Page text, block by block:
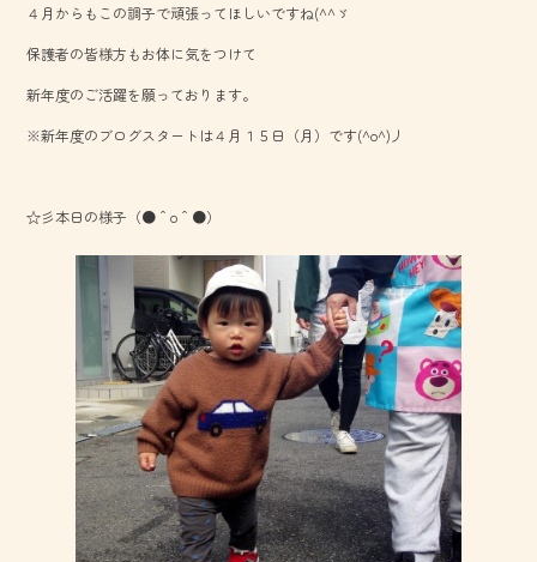
４月からもこの調子で頑張ってほしいですね(^^ゞ
保護者の皆様方もお体に気をつけて
新年度のご活躍を願っております。
※新年度のブログスタートは４月１５日（月）です(^o^)丿
☆彡本日の様子（●＾o＾●）